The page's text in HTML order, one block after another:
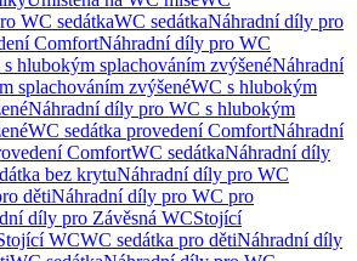
WC sedátkaWC sedátkaNáhradní díly pro
ComfortNáhradní díly pro WC
hlubokým splachováním zvýšenéNáhradní
splachováním zvýšenéWC s hlubokým
Náhradní díly pro WC s hlubokým
WC sedátka provedení ComfortNáhradní
ComfortWC sedátkaNáhradní díly
bez krytuNáhradní díly pro WC
dětiNáhradní díly pro WC pro
díly pro Závěsná WCStojící
WCWC sedátka pro dětiNáhradní díly